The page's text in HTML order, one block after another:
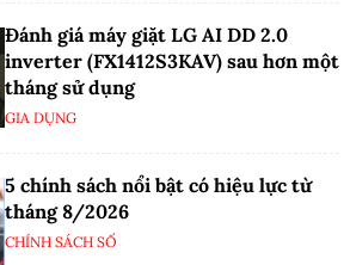
Đánh giá máy giặt LG AI DD 2.0
inverter (FX1412S3KAV) sau hơn một
tháng sử dụng
GIA DỤNG
5 chính sách nổi bật có hiệu lực từ
tháng 8/2026
CHÍNH SÁCH SỐ